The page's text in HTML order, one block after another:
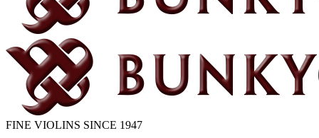
FINE VIOLINS SINCE 1947